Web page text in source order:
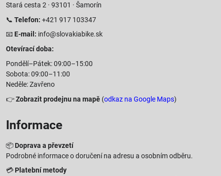
Stará cesta 2 · 93101 · Šamorín
📞 Telefon: +421 917 103347
📧 E-mail: info@slovakiabike.sk
Otevírací doba:
Pondělí–Pátek: 09:00–15:00
Sobota: 09:00–11:00
Neděle: Zavřeno
👉Zobrazit prodejnu na mapě (odkaz na Google Maps)
Informace
📦 Doprava a převzetí
Podrobné informace o doručení na adresu a osobním odběru.
💳 Platební metody